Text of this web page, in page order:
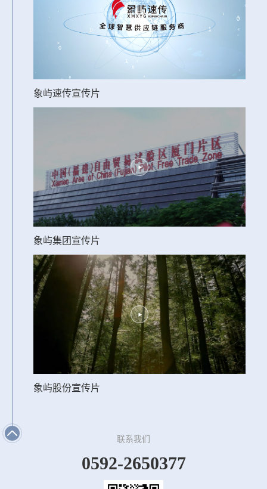
象屿速传宣传片
象屿集团宣传片
象屿股份宣传片
联系我们
0592-2650377